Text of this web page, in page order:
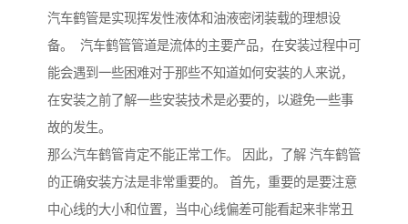
汽车鹤管是实现挥发性液体和油液密闭装载的理想设
备。 汽车鹤管管道是流体的主要产品，在安装过程中可
能会遇到一些困难对于那些不知道如何安装的人来说，
在安装之前了解一些安装技术是必要的，以避免一些事
故的发生。
那么汽车鹤管肯定不能正常工作。 因此，了解 汽车鹤管
的正确安装方法是非常重要的。 首先，重要的是要注意
中心线的大小和位置，当中心线偏差可能看起来非常丑